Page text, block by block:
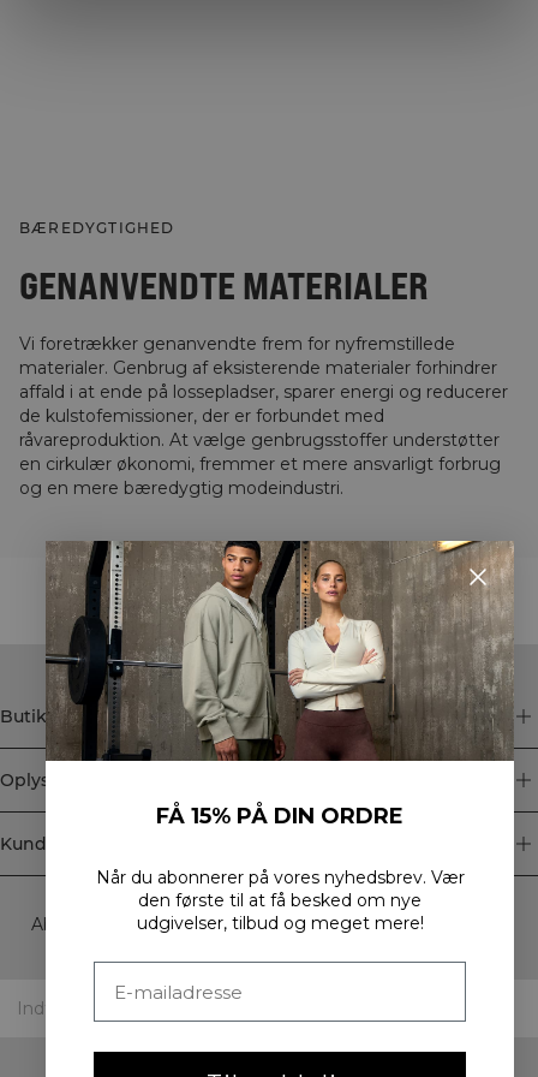
BÆREDYGTIGHED
GENANVENDTE MATERIALER
Vi foretrækker genanvendte frem for nyfremstillede
materialer. Genbrug af eksisterende materialer forhindrer
affald i at ende på lossepladser, sparer energi og reducerer
de kulstofemissioner, der er forbundet med
råvareproduktion. At vælge genbrugsstoffer understøtter
en cirkulær økonomi, fremmer et mere ansvarligt forbrug
og en mere bæredygtig modeindustri.
STYLE WITH
Butik
Oplysninger
Kundeservice
Newsletter
Abonner på vores nyhedsbrev! Få eksklusive tilbud, vores
FÅ 15% PÅ DIN ORDRE
Når du abonnerer på vores nyhedsbrev. Vær
den første til at få besked om nye
udgivelser, tilbud og meget mere!